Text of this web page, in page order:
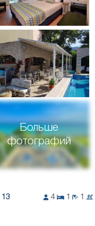
Больше
фотографий
13 4 1 1